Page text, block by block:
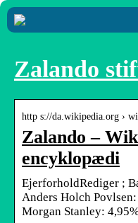
Zalando
http s://da.wikipedia.org ›
Zalando –
encyklopædi
EjerforholdRediger ;
Anders Holch
Morgan Stanley: